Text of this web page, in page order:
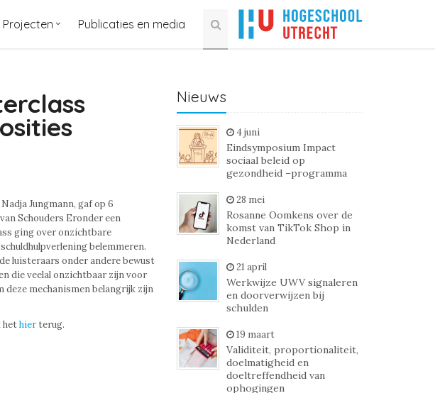
Projecten Publicaties en media
Jungmann, gaf op 6
Schouders Eronder een
ging over onzichtbare
belemmeren.
luisteraars onder andere bewust
die veelal onzichtbaar zijn voor
deze mechanismen belangrijk zijn
hethierterug.
Nieuws
4 juni
Eindsymposium Impact
sociaal beleid op
gezondheid –programma
28 mei
Rosanne Oomkens over de
komst van TikTok Shop in
Nederland
21 april
Werkwijze UWV signaleren
en doorverwijzen bij
schulden
19 maart
Validiteit, proportionaliteit,
doelmatigheid en
doeltreffendheid van
ophogingen